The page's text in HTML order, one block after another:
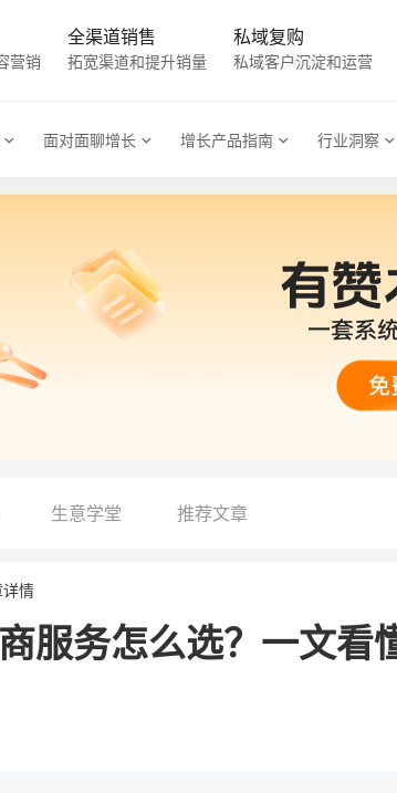
营销
全渠道销售
拓宽渠道和提升销量
私域复购
私域客户沉淀和运营
面对面聊增长 增长产品指南 行业洞察
生意学堂 推荐文章
情
服务怎么选？一文看
200 万
200 %
30 万